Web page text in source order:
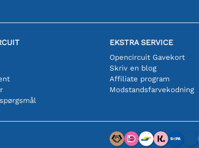
EKSTRA SERVICE
Opencircuit Gavekort
Skriv en blog
Affiliate program
Modstandsfarvekodning